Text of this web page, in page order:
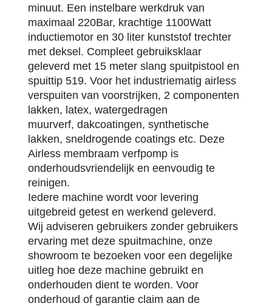
minuut. Een instelbare werkdruk van
maximaal 220Bar, krachtige 1100Watt
inductiemotor en 30 liter kunststof trechter
met deksel. Compleet gebruiksklaar
geleverd met 15 meter slang spuitpistool en
spuittip 519. Voor het industriematig airless
verspuiten van voorstrijken, 2 componenten
lakken, latex, watergedragen
muurverf, dakcoatingen, synthetische
lakken, sneldrogende coatings etc. Deze
Airless membraam verfpomp is
onderhoudsvriendelijk en eenvoudig te
reinigen.
Iedere machine wordt voor levering
uitgebreid getest en werkend geleverd.
Wij adviseren gebruikers zonder gebruikers
ervaring met deze spuitmachine, onze
showroom te bezoeken voor een degelijke
uitleg hoe deze machine gebruikt en
onderhouden dient te worden. Voor
onderhoud of garantie claim aan de